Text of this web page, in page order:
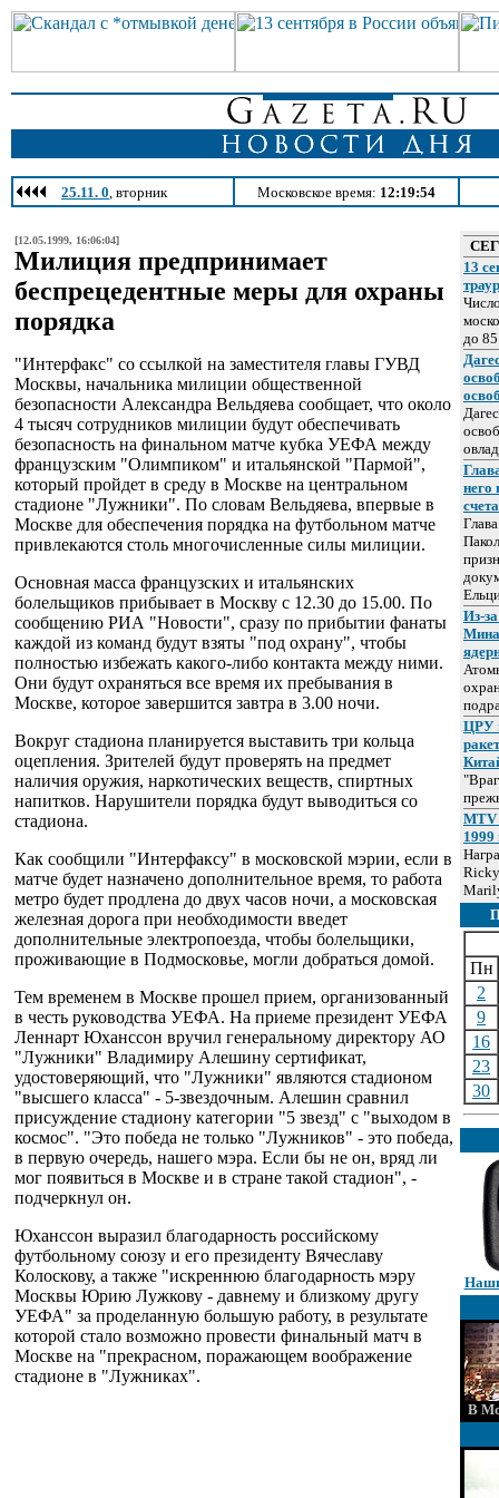
25.11. 0, вторник Московское время: 12:19:54
[12.05.1999, 16:06:04]
Милиция предпринимает
беспрецедентные меры для охраны
порядка
"Интерфакс" со ссылкой на заместителя главы ГУВД
Москвы, начальника милиции общественной
безопасности Александра Вельдяева сообщает, что около
4 тысяч сотрудников милиции будут обеспечивать
безопасность на финальном матче кубка УЕФА между
французским "Олимпиком" и итальянской "Пармой",
который пройдет в среду в Москве на центральном
стадионе "Лужники". По словам Вельдяева, впервые в
Москве для обеспечения порядка на футбольном матче
привлекаются столь многочисленные силы милиции.
Основная масса французских и итальянских
болельщиков прибывает в Москву с 12.30 до 15.00. По
сообщению РИА "Новости", сразу по прибытии фанаты
каждой из команд будут взяты "под охрану", чтобы
полностью избежать какого-либо контакта между ними.
Они будут охраняться все время их пребывания в
Москве, которое завершится завтра в 3.00 ночи.
Вокруг стадиона планируется выставить три кольца
оцепления. Зрителей будут проверять на предмет
наличия оружия, наркотических веществ, спиртных
напитков. Нарушители порядка будут выводиться со
стадиона.
Как сообщили "Интерфаксу" в московской мэрии, если в
матче будет назначено дополнительное время, то работа
метро будет продлена до двух часов ночи, а московская
железная дорога при необходимости введет
дополнительные электропоезда, чтобы болельщики,
проживающие в Подмосковье, могли добраться домой.
Тем временем в Москве прошел прием, организованный
в честь руководства УЕФА. На приеме президент УЕФА
Леннарт Юханссон вручил генеральному директору АО
"Лужники" Владимиру Алешину сертификат,
удостоверяющий, что "Лужники" являются стадионом
"высшего класса" - 5-звездочным. Алешин сравнил
присуждение стадиону категории "5 звезд" с "выходом в
космос". "Это победа не только "Лужников" - это победа,
в первую очередь, нашего мэра. Если бы не он, вряд ли
мог появиться в Москве и в стране такой стадион", -
подчеркнул он.
Юханссон выразил благодарность российскому
футбольному союзу и его президенту Вячеславу
Колоскову, а также "искреннюю благодарность мэру
Москвы Юрию Лужкову - давнему и близкому другу
УЕФА" за проделанную большую работу, в результате
которой стало возможно провести финальный матч в
Москве на "прекрасном, поражающем воображение
стадионе в "Лужниках".
13
до 85
него
Из-
ЦРУ
MTV
1999
Пн
2
9
16
23
30
В